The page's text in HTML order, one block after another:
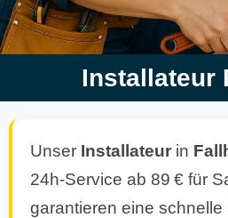
Installateur
Unser Installateur in
24h-Service ab 89 € für
garantieren eine schnelle